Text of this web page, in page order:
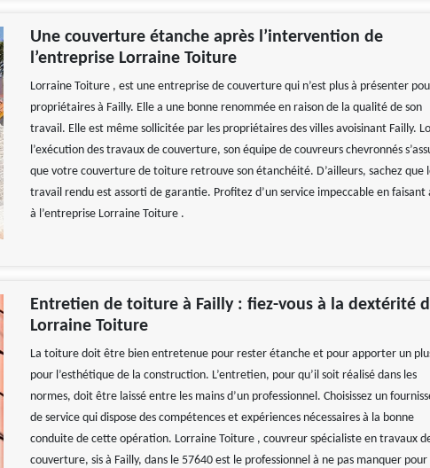
Une couverture étanche après l’intervention de
l’entreprise Lorraine Toiture
Lorraine Toiture , est une entreprise de couverture qui n’est plus à présenter
propriétaires à Failly. Elle a une bonne renommée en raison de la qualité de son
travail. Elle est même sollicitée par les propriétaires des villes avoisinant Failly.
l’exécution des travaux de couverture, son équipe de couvreurs chevronnés
que votre couverture de toiture retrouve son étanchéité. D’ailleurs, sachez que
travail rendu est assorti de garantie. Profitez d’un service impeccable en faisant
à l’entreprise Lorraine Toiture .
Entretien de toiture à Failly : fiez-vous à la dextérité
Lorraine Toiture
La toiture doit être bien entretenue pour rester étanche et pour apporter un
pour l’esthétique de la construction. L’entretien, pour qu’il soit réalisé dans les
normes, doit être laissé entre les mains d’un professionnel. Choisissez un
de service qui dispose des compétences et expériences nécessaires à la bonne
conduite de cette opération. Lorraine Toiture , couvreur spécialiste en travaux
couverture, sis à Failly, dans le 57640 est le professionnel à ne pas manquer pour